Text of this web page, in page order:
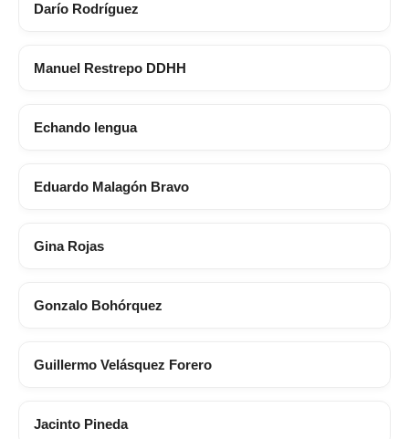
Darío Rodríguez
Manuel Restrepo DDHH
Echando lengua
Eduardo Malagón Bravo
Gina Rojas
Gonzalo Bohórquez
Guillermo Velásquez Forero
Jacinto Pineda